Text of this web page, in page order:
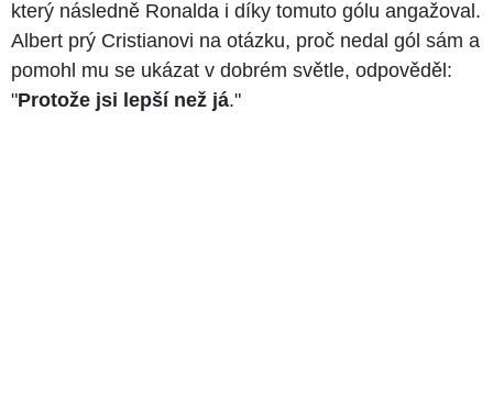
který následně Ronalda i díky tomuto gólu angažoval.
Albert prý Cristianovi na otázku, proč nedal gól sám a
pomohl mu se ukázat v dobrém světle, odpověděl:
"Protože jsi lepší než já."